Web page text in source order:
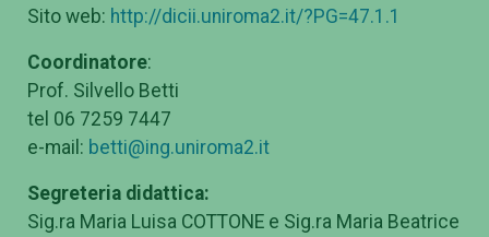
Sito web: http://dicii.uniroma2.it/?PG=47.1.1
Coordinatore:
Prof. Silvello Betti
tel 06 7259 7447
e-mail: betti@ing.uniroma2.it
Segreteria didattica:
Sig.ra Maria Luisa COTTONE e Sig.ra Maria Beatrice